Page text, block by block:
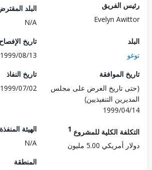
الفريق
Evelyn
البلد المقترض
تاريخ الإفصاح
1999/08/13
الموافقة
تاريخ العرض على مجلس
التنفيذيين)
1999/
تاريخ النفاذ
1999/07/02
الكلية للمشروع1
5.00 مليون
الهيئة المنفذة